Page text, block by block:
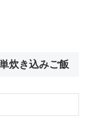
炊き込みご飯